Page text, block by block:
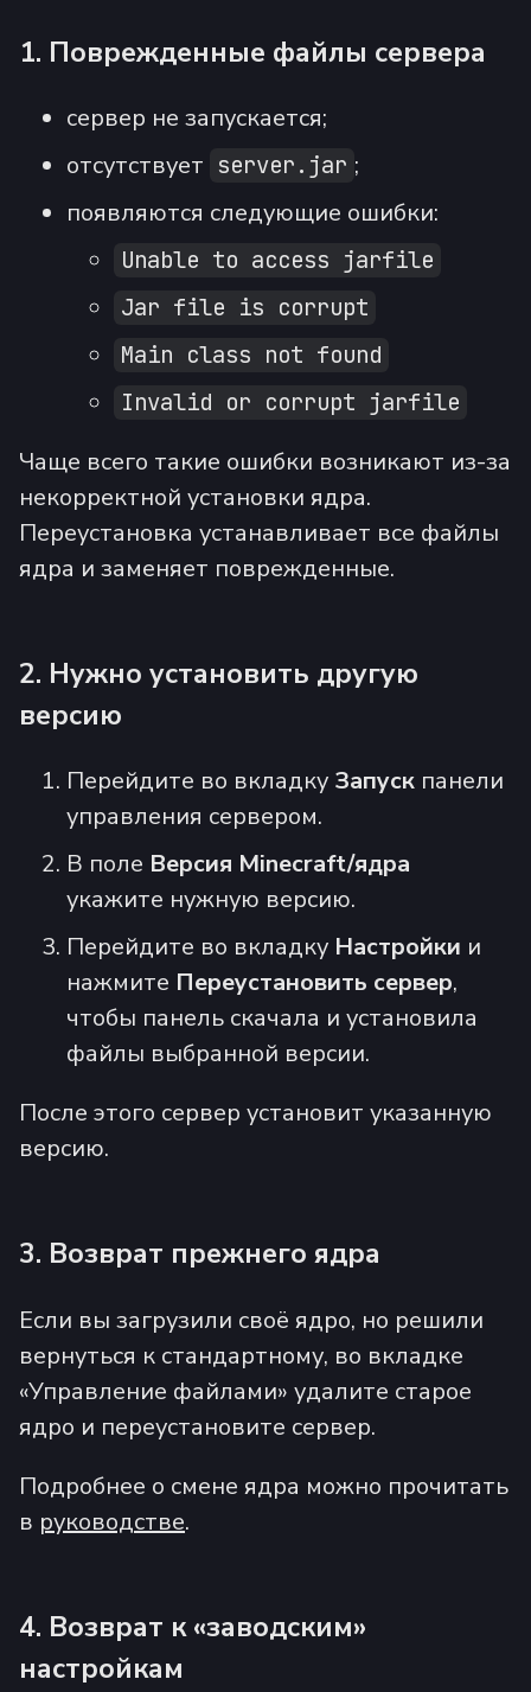
1. Поврежденные файлы сервера
сервер не запускается;
отсутствует server.jar ;
появляются следующие ошибки:
Unable to access jarfile
Jar file is corrupt
Main class not found
Invalid or corrupt jarfile
Чаще всего такие ошибки возникают из-за
некорректной установки ядра.
Переустановка устанавливает все файлы
ядра и заменяет поврежденные.
2. Нужно установить другую
версию
Перейдите во вкладку Запуск панели
управления сервером.
В поле Версия Minecraft/ядра
укажите нужную версию.
Перейдите во вкладку Настройки и
нажмите Переустановить сервер,
чтобы панель скачала и установила
файлы выбранной версии.
После этого сервер установит указанную
версию.
3. Возврат прежнего ядра
Если вы загрузили своё ядро, но решили
вернуться к стандартному, во вкладке
«Управление файлами» удалите старое
ядро и переустановите сервер.
Подробнее о смене ядра можно прочитать
в руководстве.
4. Возврат к «заводским»
настройкам